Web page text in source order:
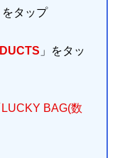
をタップ
」をタッ
LUCKY BAG(数